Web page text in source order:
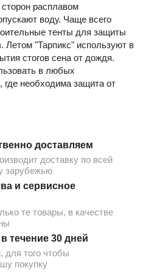
расплавом
воду. Чаще всего
тенты для защиты
Летом "Тарпикс" используют в
стогов сена от дождя.
в любых
необходима защита от
доставляем
доставку по всей
зарубежью
и сервисное
те товары, в качестве
течение 30 дней
для того чтобы
покупку